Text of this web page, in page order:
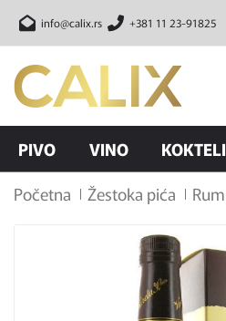
info@calix.rs +381 11 23-91825
PIVO VINO KOKTELI
Početna
Žestoka pića Rum